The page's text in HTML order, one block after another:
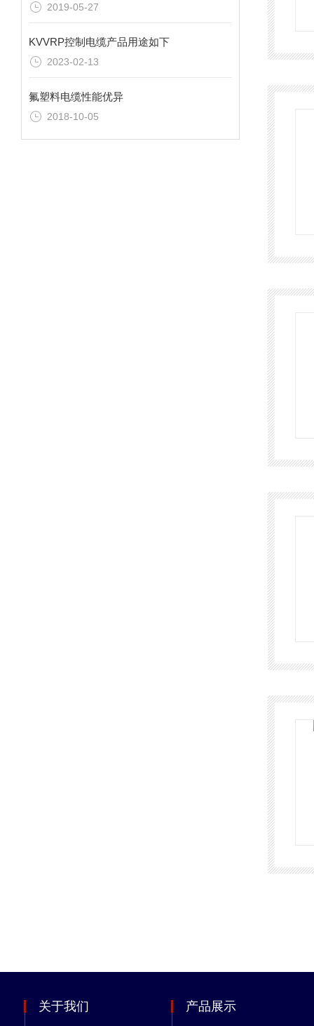
2019-05-27
KVVRP控制电缆产品用途如下
2023-02-13
氟塑料电缆性能优异
2018-10-05
关于我们 产品展示